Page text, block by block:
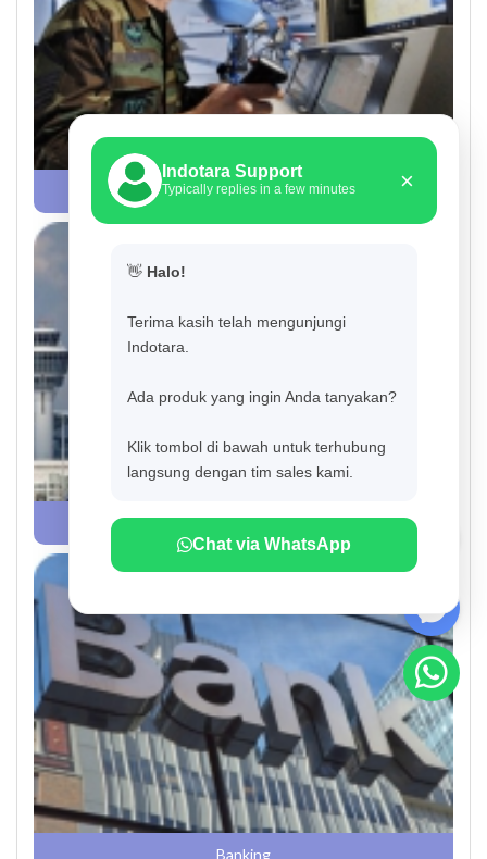
Military & Defense
Airport
Banking
Indotara Support
Typically replies in a few minutes ×
👋 Halo!
Terima kasih telah mengunjungi
Indotara.
Ada produk yang ingin Anda tanyakan?
Klik tombol di bawah untuk terhubung
langsung dengan tim sales kami.
Chat via WhatsApp